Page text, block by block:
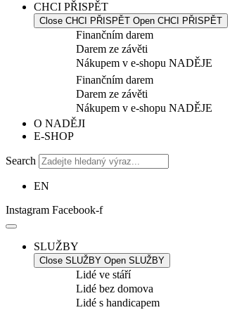
CHCI PŘISPĚT
Close CHCI PŘISPĚT Open CHCI PŘISPĚT
Finančním darem
Darem ze závěti
Nákupem v e-shopu NADĚJE
Finančním darem
Darem ze závěti
Nákupem v e-shopu NADĚJE
O NADĚJI
E-SHOP
Search
EN
Instagram Facebook-f
SLUŽBY
Close SLUŽBY Open SLUŽBY
Lidé ve stáří
Lidé bez domova
Lidé s handicapem